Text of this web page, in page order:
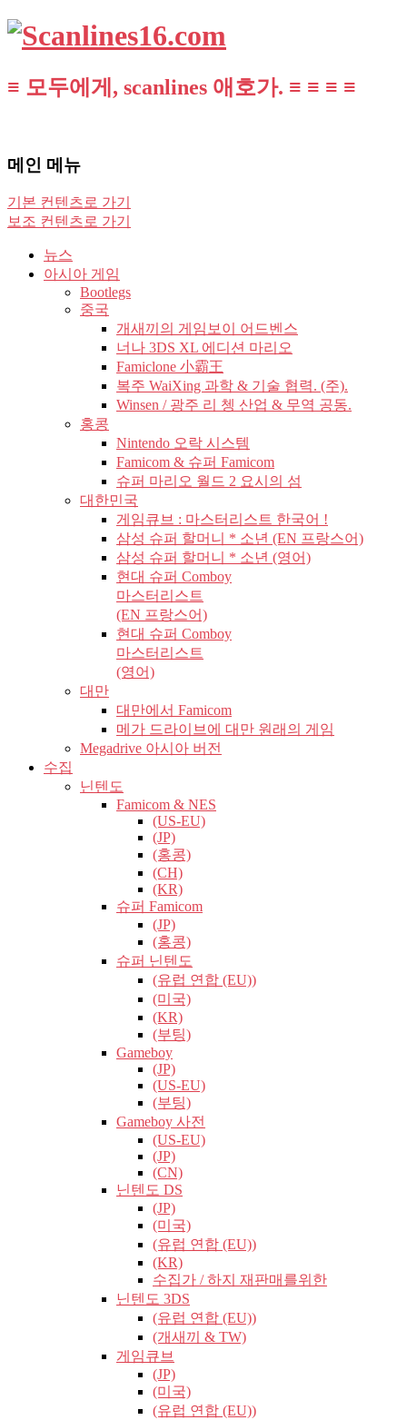
≡ 모두에게, scanlines 애호가. ≡ ≡ ≡ ≡
메인 메뉴
기본 컨텐츠로 가기
보조 컨텐츠로 가기
뉴스
아시아 게임
Bootlegs
중국
개새끼의 게임보이 어드벤스
너나 3DS XL 에디션 마리오
Famiclone 小霸王
복주 WaiXing 과학 & 기술 협력. (주).
Winsen / 광주 리 쳉 산업 & 무역 공동.
홍콩
Nintendo 오락 시스템
Famicom & 슈퍼 Famicom
슈퍼 마리오 월드 2 요시의 섬
대한민국
게임큐브 : 마스터리스트 한국어 !
삼성 슈퍼 할머니 * 소년 (EN 프랑스어)
삼성 슈퍼 할머니 * 소년 (영어)
현대 슈퍼 Comboy
마스터리스트
(EN 프랑스어)
현대 슈퍼 Comboy
마스터리스트
(영어)
대만
대만에서 Famicom
메가 드라이브에 대만 원래의 게임
Megadrive 아시아 버전
수집
닌텐도
Famicom & NES
(US-EU)
(JP)
(홍콩)
(CH)
(KR)
슈퍼 Famicom
(JP)
(홍콩)
슈퍼 닌텐도
(유럽​​ 연합 (EU))
(미국)
(KR)
(부팅)
Gameboy
(JP)
(US-EU)
(부팅)
Gameboy 사전
(US-EU)
(JP)
(CN)
닌텐도 DS
(JP)
(미국)
(유럽​​ 연합 (EU))
(KR)
수집가 / 하지 재판매를위한
닌텐도 3DS
(유럽​​ 연합 (EU))
(개새끼 & TW)
게임큐브
(JP)
(미국)
(유럽​​ 연합 (EU))